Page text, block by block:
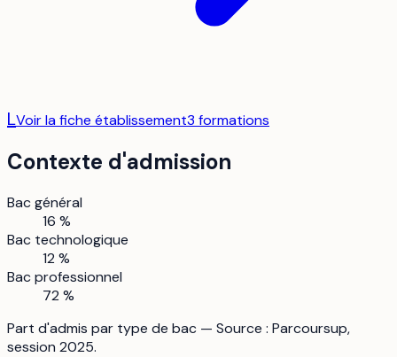
LVoir la fiche établissement3 formations
Contexte d'admission
Bac général
16 %
Bac technologique
12 %
Bac professionnel
72 %
Part d'admis par type de bac — Source : Parcoursup,
session 2025.